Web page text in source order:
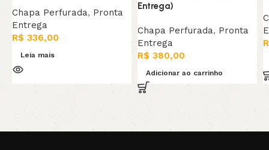
Chapa Perfurada, Pronta
Entrega
R$ 336,00
Leia mais
Entrega)
Chapa Perfurada, Pronta
Entrega
R$ 380,00
Adicionar ao carrinho